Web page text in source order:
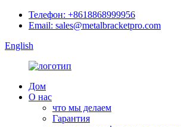
Телефон: +8618868999956
Email: sales@metalbracketpro.com
English
Дом
О нас
что мы делаем
Гарантия